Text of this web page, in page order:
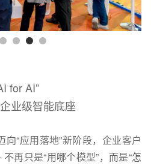
for AI”
业级智能底座
向“应用落地”新阶段，企业客户
不再只是“用哪个模型”，而是“怎